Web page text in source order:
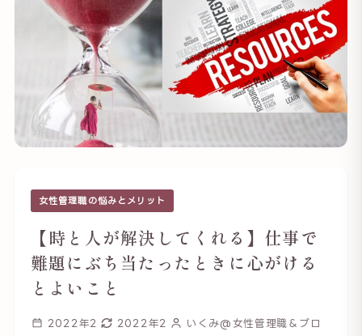
女性管理職の悩みとメリット
【時と人が解決してくれる】仕事で
難題にぶち当たったときに心がける
とよいこと
2022年2
2022年2
いくみ@女性管理職＆ブロ